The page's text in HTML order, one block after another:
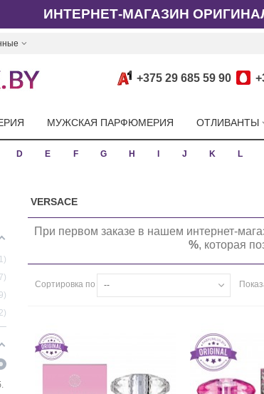
ИНТЕРНЕТ-МАГАЗИН
+375 29 685 59 90
МУЖСКАЯ ПАРФЮМЕРИЯ ОТЛИВАНТЫ
D E F G H J K L
2
VERSACE
При первом заказе в нашем интернет-
%, которая
Сортировка по --